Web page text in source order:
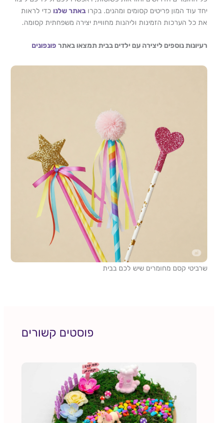
יחד עוד המון פריטים קסומים ומהנים. בקרובאתר שלנו כדי לראות
את כל הערכות הזמינות וליהנות מחוויית יצירה משפחתית קסומה.
רעיונות נוספים ליצירה עם ילדים בבית תמצאו באתר פונפונים
שרביטי קסם מחומרים שיש לכם בבית
פוסטים קשורים